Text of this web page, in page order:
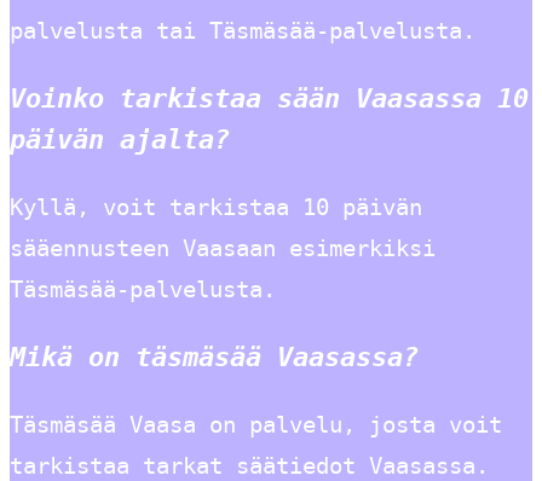
palvelusta tai Täsmäsää-palvelusta.
Voinko tarkistaa sään Vaasassa 10
päivän ajalta?
Kyllä, voit tarkistaa 10 päivän
sääennusteen Vaasaan esimerkiksi
Täsmäsää-palvelusta.
Mikä on täsmäsää Vaasassa?
Täsmäsää Vaasa on palvelu, josta voit
tarkistaa tarkat säätiedot Vaasassa.